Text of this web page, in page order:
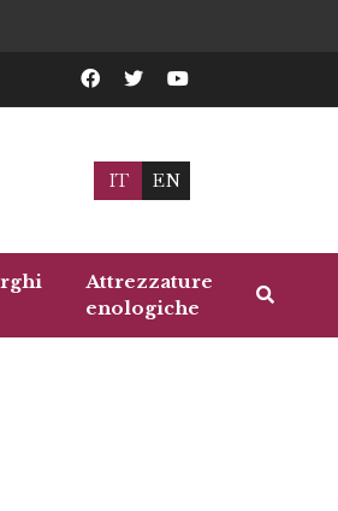
IT EN
Attrezzature
enologiche